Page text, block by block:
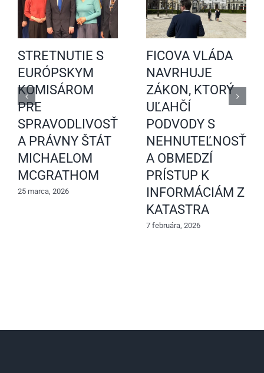
STRETNUTIE S
EURÓPSKYM
KOMISÁROM
PRE
SPRAVODLIVOSŤ
A PRÁVNY ŠTÁT
MICHAELOM
MCGRATHOM
25 marca, 2026
FICOVA VLÁDA
NAVRHUJE
ZÁKON, KTORÝ
UĽAHČÍ
PODVODY S
A OBMEDZÍ
PRÍSTUP K
INFORMÁCIÁM Z
KATASTRA
7 februára, 2026